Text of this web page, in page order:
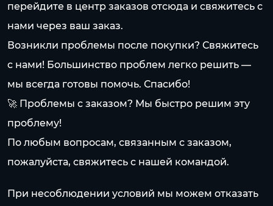
перейдите в центр заказов отсюда и свяжитесь с
нами через ваш заказ.
Возникли проблемы после покупки? Свяжитесь
с нами! Большинство проблем легко решить —
мы всегда готовы помочь. Спасибо!
🚀 Проблемы с заказом? Мы быстро решим эту
проблему!
По любым вопросам, связанным с заказом,
пожалуйста, свяжитесь с нашей командой.
При несоблюдении условий мы можем отказать